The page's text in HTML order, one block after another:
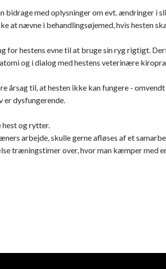
bidrage med oplysninger om evt. ændringer i
at nævne i behandlingsøjemed, hvis hesten
for hestens evne til at bruge sin ryg rigtigt.
og i dialog med hestens veterinære
årsag til, at hesten ikke kan fungere -
er dysfungerende.
hest og rytter.
arbejde, skulle gerne afløses af et
træningstimer over, hvor man kæmper med